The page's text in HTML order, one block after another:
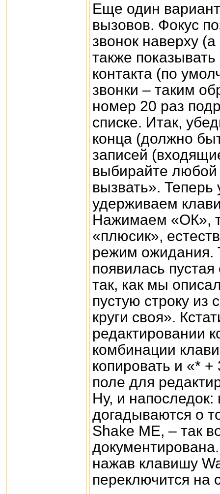
Еще один
вызовов. Фокус
звонок наверху
также
контакта (по
звонки – таким
номер 20 раз
списке. Итак,
конца (должно
записей
выбирайте
вызвать».
удерживаем
Нажимаем «ОК»,
«плюсик»,
режим ожидания.
появилась
так, как мы
пустую строку из
круги своя».
редактировании
комбинации
копировать и «*
поле для
Ну, и
догадываются о
Shake ME, – так
нажав клавишу
переключится на